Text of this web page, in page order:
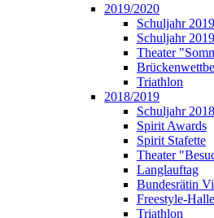
2019/2020
Schuljahr
Schuljahr
Theater
Triathlon
2018/2019
Schuljahr
Spirit Awards
Spirit Stafette
Theater
Langlauftag
Bundesrätin
Freestyle-Halle
Triathlon